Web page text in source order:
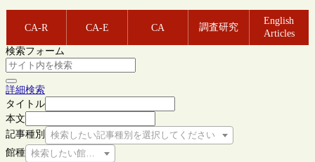
CA-R CA-E CA 調査研究
English
Articles
検索フォーム
詳細検索
タイトル
本文
記事種別
検索したい記事種別を選択してください
館種 検索したい館種を選択してください